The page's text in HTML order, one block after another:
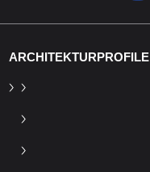
ARCHITEKTURPROFILE